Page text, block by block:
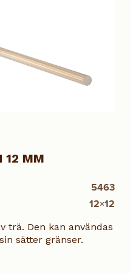
5463
12×12
12 MM
trä. Den kan användas
sätter gränser.